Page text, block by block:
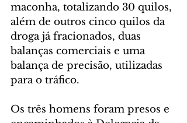
maconha, totalizando 30 quilos,
além de outros cinco quilos da
droga já fracionados, duas
balanças comerciais e uma
balança de precisão, utilizadas
para o tráfico.
Os três homens foram presos e